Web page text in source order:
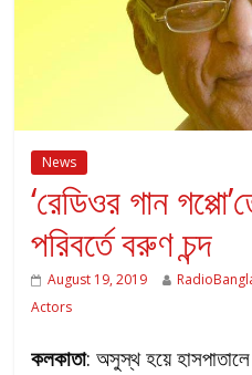
News
‘রেডিওর গান
পরিবর্তে বরুণ চন্দ
August 19, 2019
Actors
কলকাতা: অসুস্থ হয়ে হাসপাতালে